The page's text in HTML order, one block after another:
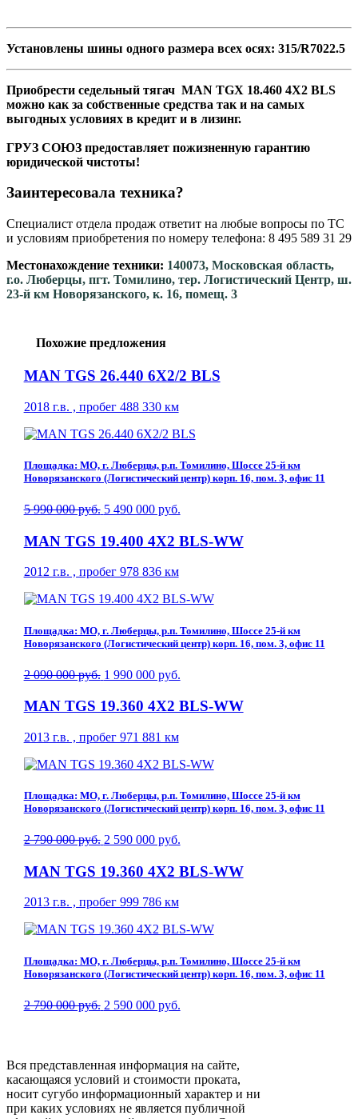
Установлены шины одного размера всех осях: 315/R7022.5
Приобрести седельный тягач MAN TGX 18.460 4Х2 BLS
можно как за собственные средства так и на самых
выгодных условиях в кредит и в лизинг.
ГРУЗ СОЮЗ предоставляет пожизненную гарантию
юридической чистоты!
Заинтересовала техника?
Специалист отдела продаж ответит на любые вопросы по ТС
и условиям приобретения по номеру телефона: 8 495 589 31 29
Местонахождение техники: 140073, Московская область,
г.о. Люберцы, пгт. Томилино, тер. Логистический Центр, ш.
23-й км Новорязанского, к. 16, помещ. 3
Похожие предложения
MAN TGS 26.440 6X2/2 BLS
2018 г.в. , пробег 488 330 км
Площадка: МО, г. Люберцы, р.п. Томилино, Шоссе 25-й км
Новорязанского (Логистический центр) корп. 16, пом. 3, офис 11
5 990 000 руб. 5 490 000 руб.
MAN TGS 19.400 4X2 BLS-WW
2012 г.в. , пробег 978 836 км
Площадка: МО, г. Люберцы, р.п. Томилино, Шоссе 25-й км
Новорязанского (Логистический центр) корп. 16, пом. 3, офис 11
2 090 000 руб. 1 990 000 руб.
MAN TGS 19.360 4X2 BLS-WW
2013 г.в. , пробег 971 881 км
Площадка: МО, г. Люберцы, р.п. Томилино, Шоссе 25-й км
Новорязанского (Логистический центр) корп. 16, пом. 3, офис 11
2 790 000 руб. 2 590 000 руб.
MAN TGS 19.360 4X2 BLS-WW
2013 г.в. , пробег 999 786 км
Площадка: МО, г. Люберцы, р.п. Томилино, Шоссе 25-й км
Новорязанского (Логистический центр) корп. 16, пом. 3, офис 11
2 790 000 руб. 2 590 000 руб.
Вся представленная информация на сайте,
касающаяся условий и стоимости проката,
носит сугубо информационный характер и ни
при каких условиях не является публичной